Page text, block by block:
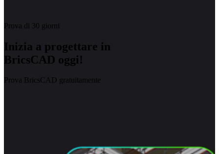
Prova di 30 giorni
Inizia a progettare in
BricsCAD oggi!
Prova BricsCAD gratuitamente